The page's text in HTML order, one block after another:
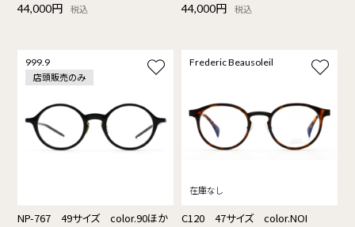
44,000円 税込 44,000円 税込
999.9
店頭販売のみ
NP-767 49サイズ color.90ほか
Frederic Beausoleil
C120 47サイズ color.NOI